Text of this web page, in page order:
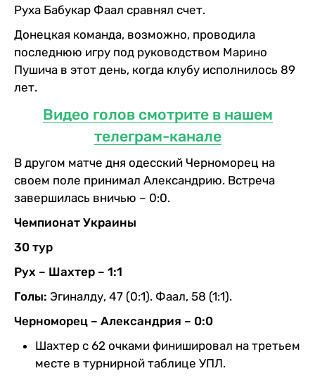
Руха Бабукар Фаал сравнял счет.
Донецкая команда, возможно, проводила
последнюю игру под руководством Марино
Пушича в этот день, когда клубу исполнилось 89
лет.
Видео голов смотрите в нашем
телеграм-канале
В другом матче дня одесский Черноморец на
своем поле принимал Александрию. Встреча
завершилась вничью – 0:0.
Чемпионат Украины
30 тур
Рух – Шахтер – 1:1
Голы: Эгиналду, 47 (0:1). Фаал, 58 (1:1).
Черноморец – Александрия – 0:0
Шахтер с 62 очками финишировал на третьем
месте в турнирной таблице УПЛ.